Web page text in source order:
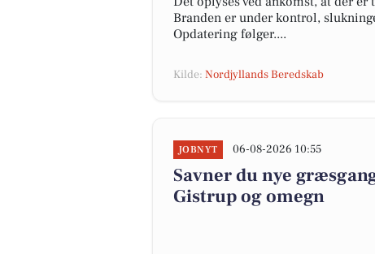
Branden er under kontrol,
Opdatering følger....
Kilde: Nordjyllands Beredskab
JOBNYT 06-08-2026 10:55
Savner du nye
Gistrup og omegn